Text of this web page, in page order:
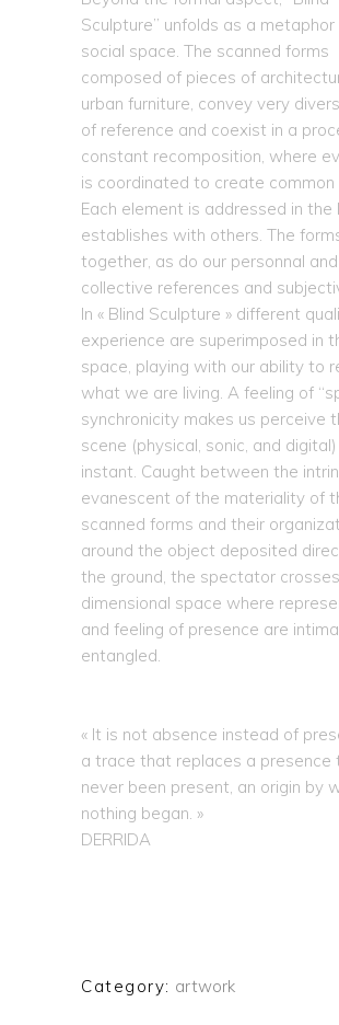
Sculpture” unfolds as a metaphor
social space. The scanned forms
composed of pieces of
urban furniture, convey very
of reference and coexist in a
constant recomposition, where
is coordinated to create common
Each element is addressed in the
establishes with others. The
together, as do our personnal and
collective references and
In « Blind Sculpture » different
experience are superimposed in
space, playing with our ability to
what we are living. A feeling of
synchronicity makes us perceive
scene (physical, sonic, and
instant. Caught between the
evanescent of the materiality of
scanned forms and their
around the object deposited
the ground, the spectator
dimensional space where
and feeling of presence are
entangled.
« It is not absence instead of
a trace that replaces a presence
never been present, an origin by
nothing began. »
DERRIDA
Category: artwork